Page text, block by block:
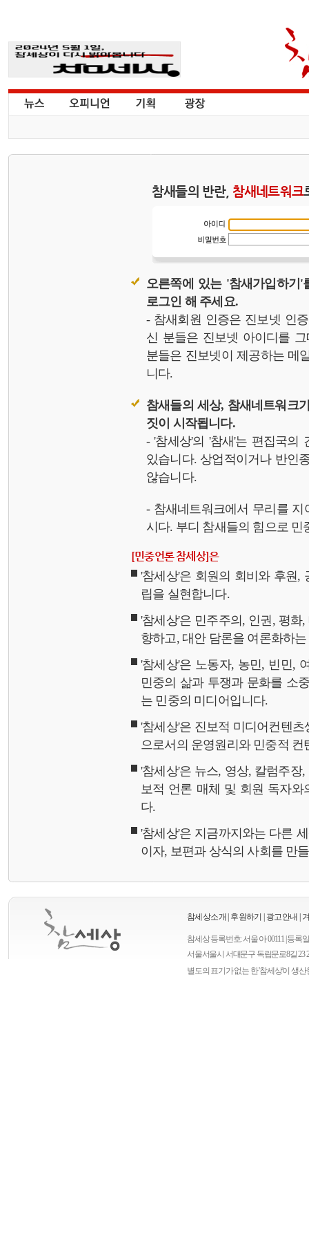
참새들의 반란, 참새네트워크
오른쪽에 있는 '참새가입하기
로그인 해 주세요.
- 참새회원 인증은 진보넷 인
신 분들은 진보넷 아이디를
분들은 진보넷이 제공하는 메
니다.
참새들의 세상, 참새네트워크
짓이 시작됩니다.
- '참세상'의 '참새'는 편집국의
있습니다. 상업적이거나 반인
않습니다.
- 참새네트워크에서 무리를
시다. 부디 참새들의 힘으로 민
[민중언론 참세상]은
'참세상'은 회원의 회비와 후원,
립을 실현합니다.
'참세상'은 민주주의, 인권, 평
향하고, 대안 담론을 여론화하
'참세상'은 노동자, 농민, 빈민,
민중의 삶과 투쟁과 문화를 소
는 민중의 미디어입니다.
'참세상'은 진보적 미디어컨텐
으로서의 운영원리와 민중적
'참세상'은 뉴스, 영상, 칼럼주
보적 언론 매체 및 회원 독자와
다.
'참세상'은 지금까지와는 다른
이자, 보편과 상식의 사회를 만
참세상소개 후원하기 광고안내
참세상 등록번호: 서울 아 00111 | 등록
서울서울시 서대문구 독립문로8길 23
별도의 표기가 없는 한 '참세상'이 생